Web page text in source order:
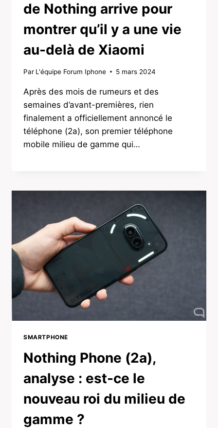
de Nothing arrive pour
montrer qu’il y a une vie
au-delà de Xiaomi
Par L'équipe Forum Iphone 5 mars 2024
Après des mois de rumeurs et des
semaines d’avant-premières, rien
finalement a officiellement annoncé le
téléphone (2a), son premier téléphone
mobile milieu de gamme qui…
SMARTPHONE
Nothing Phone (2a),
analyse : est-ce le
nouveau roi du milieu de
gamme ?